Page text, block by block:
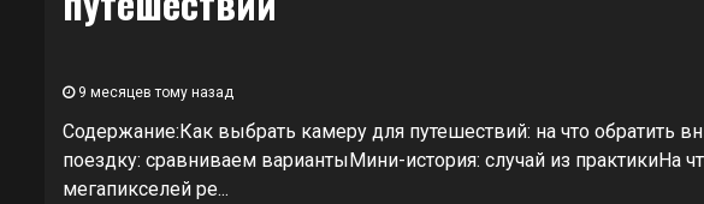
9 месяцев тому назад
Содержание:Как выбрать камеру для путешествий: на что обратить
поездку: сравниваем вариантыМини-история: случай из практикиНа
мегапикселей ре...